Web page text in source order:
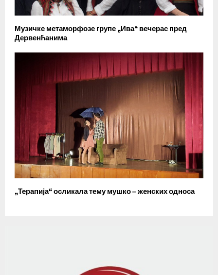
Музичке метаморфозе групе „Ива“ вечерас пред
Дервенћанима
„Терапија“ осликала тему мушко – женских односа